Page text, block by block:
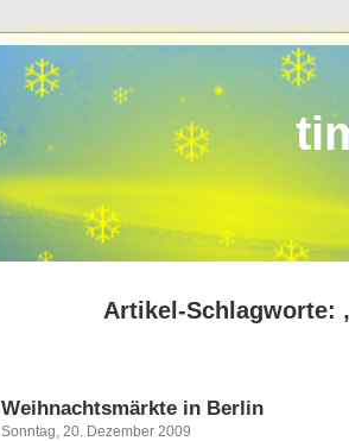
Artikel-Schlagworte:
Weihnachtsmärkte in Berlin
Sonntag, 20. Dezember 2009